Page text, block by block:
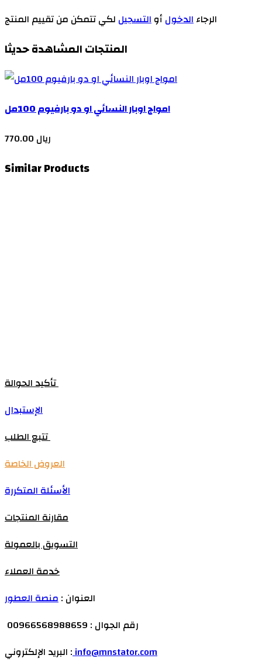
الرجاءالدخولأوالتسجيل لكي تتمكن من تقييم المنتج
المنتجات المشاهدة حديثا
امواج اوبار النسائي او دو بارفيوم 100مل
770.00 ريال
Similar Products
تأكيد الحوالة
الإستبدال
تتبع الطلب
العروض الخاصة
الأسئلة المتكررة
مقارنة المنتجات
التسويق بالعمولة
خدمة العملاء
العنوان :منصة العطور
رقم الجوال : 00966568988659
البريد الإلكتروني :info@mnstator.com